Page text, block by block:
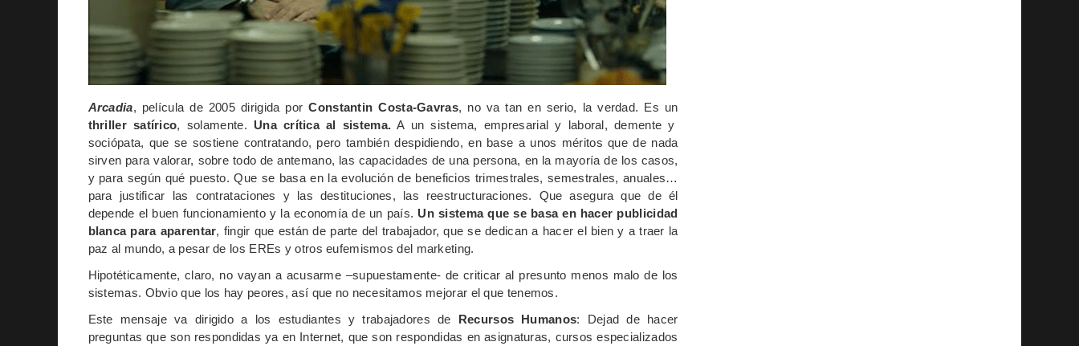
Arcadia, película de 2005 dirigida porConstantin Costa-Gavras, no va tan en serio, la verdad. Es un
thriller satírico, solamente. Una crítica al sistema. A un sistema, empresarial y laboral, demente y
sociópata, que se sostiene contratando, pero también despidiendo, en base a unos méritos que de nada
sirven para valorar, sobre todo de antemano, las capacidades de una persona, en la mayoría de los casos,
y para según qué puesto. Que se basa en la evolución de beneficios trimestrales, semestrales, anuales…
para justificar las contrataciones y las destituciones, las reestructuraciones. Que asegura que de él
depende el buen funcionamiento y la economía de un país. Un sistema que se basa en hacer publicidad
blanca para aparentar, fingir que están de parte del trabajador, que se dedican a hacer el bien y a traer la
paz al mundo, a pesar de los EREs y otros eufemismos del marketing.
Hipotéticamente, claro, no vayan a acusarme –supuestamente- de criticar al presunto menos malo de los
sistemas. Obvio que los hay peores, así que no necesitamos mejorar el que tenemos.
Este mensaje va dirigido a los estudiantes y trabajadores de Recursos Humanos: Dejad de hacer
preguntas que son respondidas ya en Internet, que son respondidas en asignaturas, cursos especializados